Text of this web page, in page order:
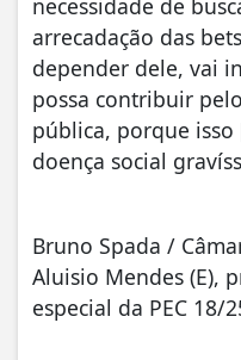
necessidade de
arrecadação das
depender dele, vai
possa contribuir
pública, porque
doença social
Bruno Spada /
Aluisio Mendes (E),
especial da PEC 18/